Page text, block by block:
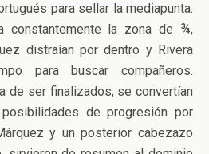
para sellar la mediapunta.
constantemente la zona de ¾,
distraían por dentro y Rivera
para buscar compañeros.
de ser finalizados, se convertían
de progresión por
y un posterior cabezazo